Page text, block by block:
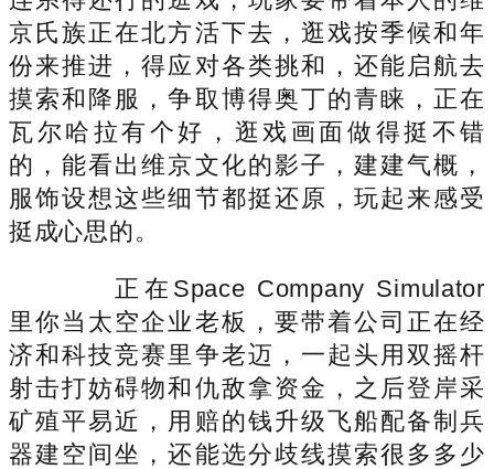
京氏族正在北方活下去，逛戏按季候和年
份来推进，得应对各类挑和，还能启航去
摸索和降服，争取博得奥丁的青睐，正在
瓦尔哈拉有个好，逛戏画面做得挺不错
的，能看出维京文化的影子，建建气概，
服饰设想这些细节都挺还原，玩起来感受
挺成心思的。
正在Space Company Simulator
里你当太空企业老板，要带着公司正在经
济和科技竞赛里争老迈，一起头用双摇杆
射击打妨碍物和仇敌拿资金，之后登岸采
矿殖平易近，用赔的钱升级飞船配备制兵
器建空间坐，还能选分歧线摸索很多多少